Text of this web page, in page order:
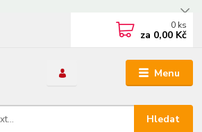
Menu
Hledat
0 ks
za 0,00 Kč